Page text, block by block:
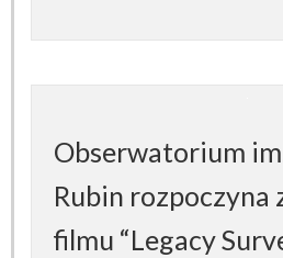
Wykłady otwarte
Pokazy nieba
Obserwatorium
Rubin rozpoczyna
filmu “Legacy